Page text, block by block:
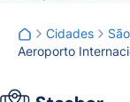
Cidades